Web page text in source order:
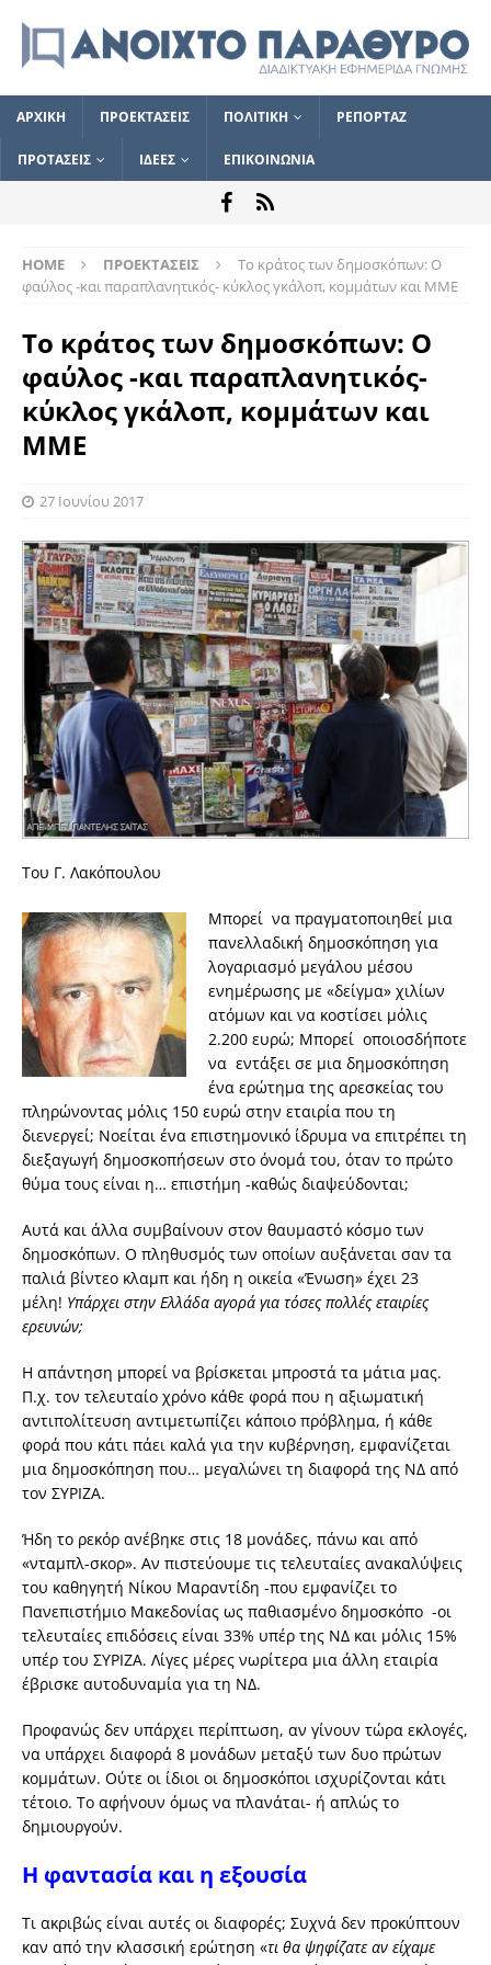
ΑΡΧΙΚΗ ΠΡΟΕΚΤΑΣΕΙΣ ΠΟΛΙΤΙΚΗ ΡΕΠΟΡΤΑΖ
ΠΡΟΤΑΣΕΙΣ ΙΔΕΕΣ ΕΠΙΚΟΙΝΩΝΙΑ
HOME ΠΡΟΕΚΤΑΣΕΙΣ
Το κράτος των δημοσκόπων: Ο
φαύλος -και παραπλανητικός- κύκλος γκάλοπ, κομμάτων και ΜΜΕ
Το κράτος των δημοσκόπων: Ο
φαύλος -και παραπλανητικός-
κύκλος γκάλοπ, κομμάτων και
ΜΜΕ
27 Ιουνίου 2017
Του Γ. Λακόπουλου
Μπορεί να πραγματοποιηθεί μια
πανελλαδική δημοσκόπηση για
λογαριασμό μεγάλου μέσου
ενημέρωσης με «δείγμα» χιλίων
ατόμων και να κοστίσει μόλις
2.200 ευρώ; Μπορεί οποιοσδήποτε
να εντάξει σε μια δημοσκόπηση
ένα ερώτημα της αρεσκείας του
πληρώνοντας μόλις 150 ευρώ στην εταιρία που τη
διενεργεί; Νοείται ένα επιστημονικό ίδρυμα να επιτρέπει τη
διεξαγωγή δημοσκοπήσεων στο όνομά του, όταν το πρώτο
θύμα τους είναι η… επιστήμη -καθώς διαψεύδονται;
Αυτά και άλλα συμβαίνουν στον θαυμαστό κόσμο των
δημοσκόπων. Ο πληθυσμός των οποίων αυξάνεται σαν τα
παλιά βίντεο κλαμπ και ήδη η οικεία «Ένωση» έχει 23
μέλη! Υπάρχει στην Ελλάδα αγορά για τόσες πολλές εταιρίες
ερευνών;
Η απάντηση μπορεί να βρίσκεται μπροστά τα μάτια μας.
Π.χ. τον τελευταίο χρόνο κάθε φορά που η αξιωματική
αντιπολίτευση αντιμετωπίζει κάποιο πρόβλημα, ή κάθε
φορά που κάτι πάει καλά για την κυβέρνηση, εμφανίζεται
μια δημοσκόπηση που… μεγαλώνει τη διαφορά της ΝΔ από
τον ΣΥΡΙΖΑ.
Ήδη το ρεκόρ ανέβηκε στις 18 μονάδες, πάνω και από
«νταμπλ-σκορ». Αν πιστεύουμε τις τελευταίες ανακαλύψεις
του καθηγητή Νίκου Μαραντίδη -που εμφανίζει το
Πανεπιστήμιο Μακεδονίας ως παθιασμένο δημοσκόπο -οι
τελευταίες επιδόσεις είναι 33% υπέρ της ΝΔ και μόλις 15%
υπέρ του ΣΥΡΙΖΑ. Λίγες μέρες νωρίτερα μια άλλη εταιρία
έβρισκε αυτοδυναμία για τη ΝΔ.
Προφανώς δεν υπάρχει περίπτωση, αν γίνουν τώρα εκλογές,
να υπάρχει διαφορά 8 μονάδων μεταξύ των δυο πρώτων
κομμάτων. Ούτε οι ίδιοι οι δημοσκόποι ισχυρίζονται κάτι
τέτοιο. Το αφήνουν όμως να πλανάται- ή απλώς το
δημιουργούν.
Η φαντασία και η εξουσία
Τι ακριβώς είναι αυτές οι διαφορές; Συχνά δεν προκύπτουν
καν από την κλασσική ερώτηση «τι θα ψηφίζατε αν είχαμε